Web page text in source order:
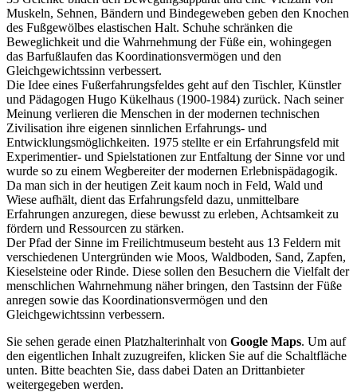
Muskeln, Sehnen, Bändern und Bindegeweben geben den Knochen
des Fußgewölbes elastischen Halt. Schuhe schränken die
Beweglichkeit und die Wahrnehmung der Füße ein, wohingegen
das Barfußlaufen das Koordinationsvermögen und den
Gleichgewichtssinn verbessert.
Die Idee eines Fußerfahrungsfeldes geht auf den Tischler, Künstler
und Pädagogen Hugo Kükelhaus (1900-1984) zurück. Nach seiner
Meinung verlieren die Menschen in der modernen technischen
Zivilisation ihre eigenen sinnlichen Erfahrungs- und
Entwicklungsmöglichkeiten. 1975 stellte er ein Erfahrungsfeld mit
Experimentier- und Spielstationen zur Entfaltung der Sinne vor und
wurde so zu einem Wegbereiter der modernen Erlebnispädagogik.
Da man sich in der heutigen Zeit kaum noch in Feld, Wald und
Wiese aufhält, dient das Erfahrungsfeld dazu, unmittelbare
Erfahrungen anzuregen, diese bewusst zu erleben, Achtsamkeit zu
fördern und Ressourcen zu stärken.
Der Pfad der Sinne im Freilichtmuseum besteht aus 13 Feldern mit
verschiedenen Untergründen wie Moos, Waldboden, Sand, Zapfen,
Kieselsteine oder Rinde. Diese sollen den Besuchern die Vielfalt der
menschlichen Wahrnehmung näher bringen, den Tastsinn der Füße
anregen sowie das Koordinationsvermögen und den
Gleichgewichtssinn verbessern.
Sie sehen gerade einen Platzhalterinhalt von Google Maps. Um auf
den eigentlichen Inhalt zuzugreifen, klicken Sie auf die Schaltfläche
unten. Bitte beachten Sie, dass dabei Daten an Drittanbieter
weitergegeben werden.